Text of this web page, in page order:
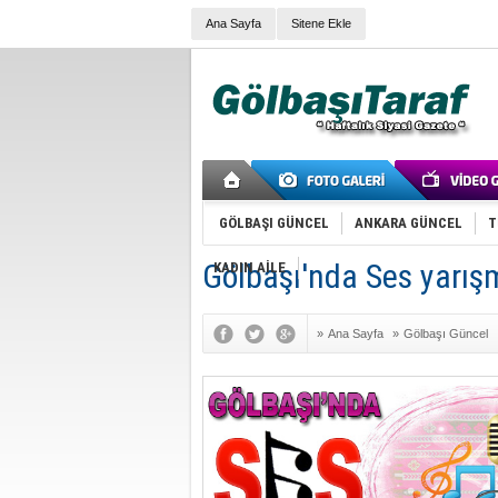
Ana Sayfa Sitene Ekle
GÖLBAŞI GÜNCEL ANKARA GÜNCEL
KADIN AİLE
Gölbaşı'nda Ses
» Ana Sayfa » Gölbaşı Güncel